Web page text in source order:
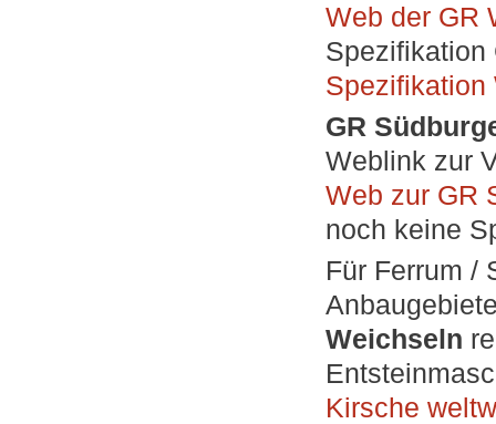
Web der GR
Spezifikation
Spezifikation
GR
Weblink zur
Web zur GR
noch keine
Für Ferrum /
Weichseln
Kirsche